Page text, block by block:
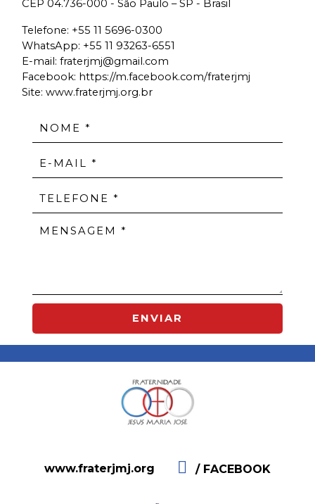
CEP 04.736-000 - São Paulo – SP - Brasil
Telefone: +55 11 5696-0300
WhatsApp: +55 11 93263-6551
E-mail: fraterjmj@gmail.com
Facebook: https://m.facebook.com/fraterjmj
Site: www.fraterjmj.org.br
ENVIAR
www.fraterjmj.org / FACEBOOK